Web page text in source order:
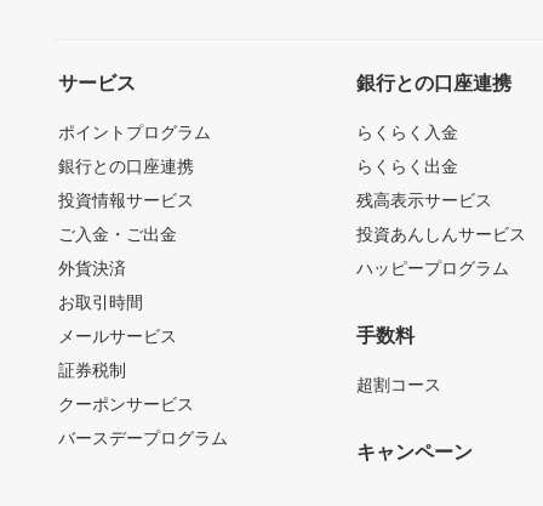
サービス
ポイントプログラム
銀行との口座連携
投資情報サービス
ご入金・ご出金
外貨決済
お取引時間
メールサービス
証券税制
クーポンサービス
バースデープログラム
銀行との口座連携
らくらく入金
らくらく出金
残高表示サービス
投資あんしんサービス
ハッピープログラム
手数料
超割コース
キャンペーン